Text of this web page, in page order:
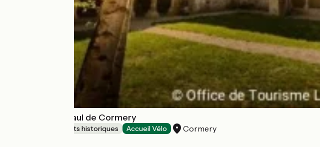
Abbaye Saint Paul de Cormery
Sites et monuments historiques Accueil Vélo Cormery